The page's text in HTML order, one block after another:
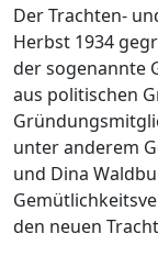
Der Trachten-
Herbst 1934
der sogenannte
aus politischen
unter anderem
und Dina
den neuen